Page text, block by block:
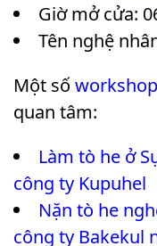
Giờ mở cửa:
Tên nghệ
Một số
quan tâm:
Làm tò he ở
công ty Kupuhel
Nặn tò he
công ty Bakekul